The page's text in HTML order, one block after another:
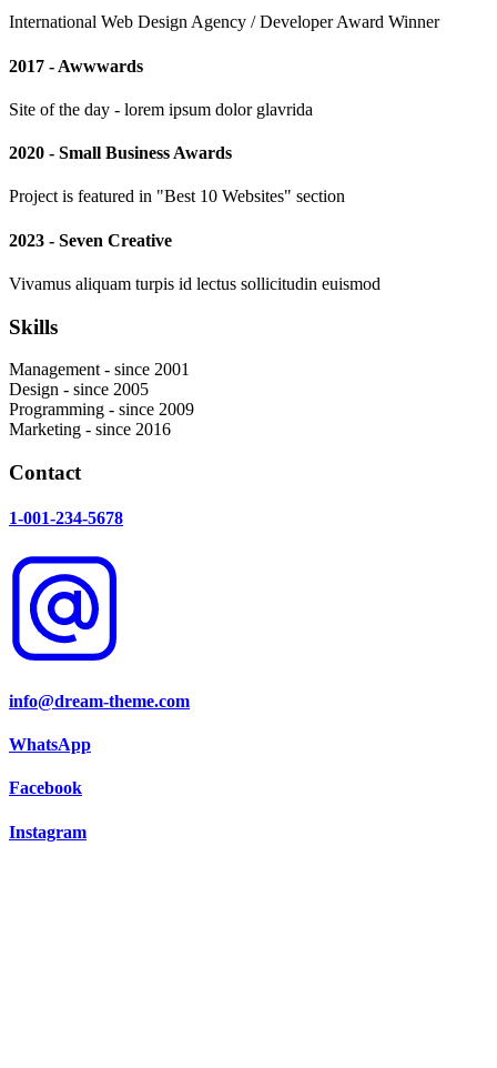
International Web Design Agency / Developer Award Winner
2017 - Awwwards
Site of the day - lorem ipsum dolor glavrida
2020 - Small Business Awards
Project is featured in "Best 10 Websites" section
2023 - Seven Creative
Vivamus aliquam turpis id lectus sollicitudin euismod
Skills
Management - since 2001
Design - since 2005
Programming - since 2009
Marketing - since 2016
Contact
1-001-234-5678
info@dream-theme.com
WhatsApp
Facebook
Instagram